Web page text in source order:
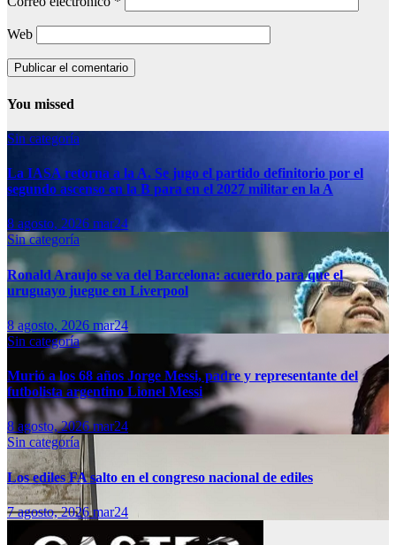
Web
You missed
Sin categoría
La IASA retorna a la A. Se jugo el partido definitorio por el
segundo ascenso en la B para en el 2027 militar en la A
8 agosto, 2026 mar24
Sin categoría
Ronald Araujo se va del Barcelona: acuerdo para que el
uruguayo juegue en Liverpool
8 agosto, 2026 mar24
Sin categoría
Murió a los 68 años Jorge Messi, padre y representante del
futbolista argentino Lionel Messi
8 agosto, 2026mar24
Sin categoría
Los ediles FA salto en el congreso nacional de ediles
7 agosto, 2026mar24